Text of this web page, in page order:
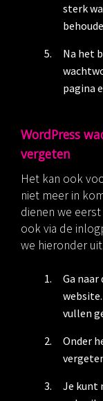
sterk
Na het
pagina
WordPress
vergeten
Het kan ook
niet meer in
dienen we
ook via de
we hieronder
Ga
vullen
Onder
Je kunt